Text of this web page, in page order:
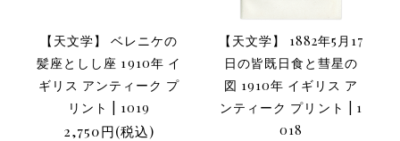
【天文学】 ベレニケの
髪座としし座 1910年 イ
ギリス アンティーク プ
リント | 1019
2,750円(税込)
【天文学】 1882年5月17
日の皆既日食と彗星の
図 1910年 イギリス ア
ンティーク プリント | 1
018